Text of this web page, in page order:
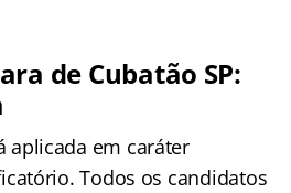
de Cubatão SP:
aplicada em caráter
Todos os candidatos